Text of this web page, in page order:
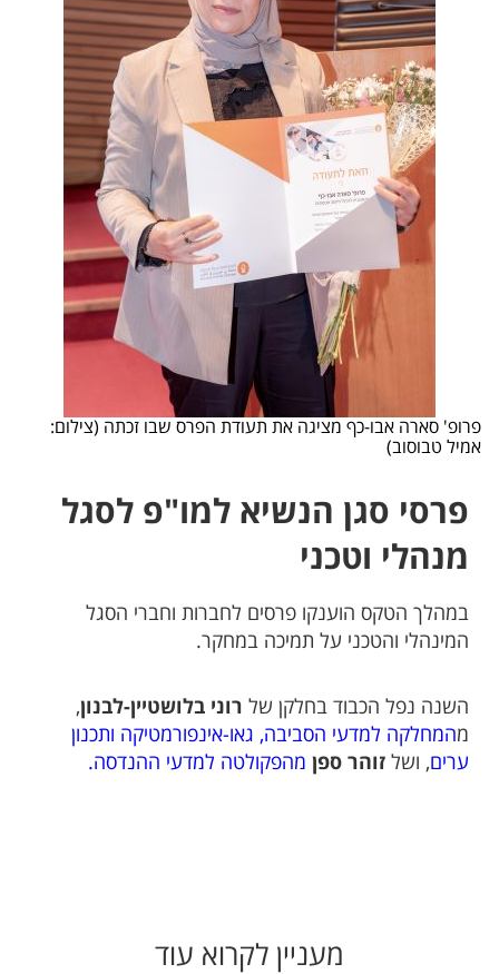
פרופ' סארה אבו-כף מציגה את תעודת הפרס שבו זכתה (צילום:
אמיל טבוסוב)
פרסי סגן הנשיא למו"פ לסגל
מנהלי וטכני
במהלך הטקס הוענקו פרסים לחברות וחברי הסגל
המינהלי והטכני על תמיכה במחקר.
השנה נפל הכבוד בחלקן של רוני בלושטיין-לבנון,
מהמחלקה למדעי הסביבה, גאו-אינפורמטיקה ותכנון
ערים, ושלזוהר ספן מהפקולטה למדעי ההנדסה.
מעניין לקרוא עוד